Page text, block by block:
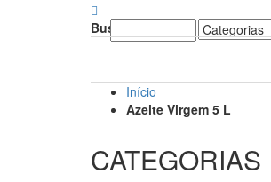
Buscar:
Início
Azeite Virgem 5 L
CATEGORIAS